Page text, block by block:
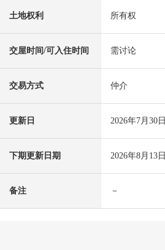
土地权利 所有权
交屋时间/可入住时间 需讨论
交易方式 仲介
更新日 2026年7月30日
下期更新日期 2026年8月13日
备注 －